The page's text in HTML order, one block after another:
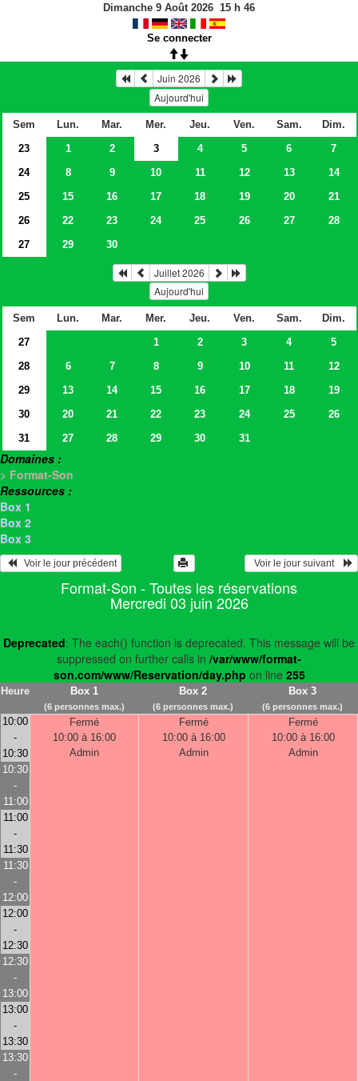
Dimanche 9 Août 2026 15 h 46
Se connecter
Juin 2026
Aujourd'hui
Sem Lun. Mar. Mer. Jeu. Ven. Sam.
Dim.
23
1 2 3 4 5 6
7
24
8 9 10 11 12 13
14
25
15 16 17 18 19 20
21
26
22 23 24 25 26 27
28
27
29 30
Juillet 2026
Aujourd'hui
Sem Lun. Mar. Mer. Jeu. Ven. Sam.
Dim.
27
1 2 3 4
5
28
6 7 8 9 10 11
12
29
13 14 15 16 17 18
19
30
20 21 22 23 24 25
26
31
27 28 29 30 31
Domaines :
> Format-Son
Ressources :
Box 1
Box 2
Box 3
   Voir le jour précédent
  Voir le jour suivant
Format-Son - Toutes les réservations
Mercredi 03 juin 2026
Deprecated: The each() function is deprecated. This message will be
suppressed on further calls in /var/www/format-
son.com/www/Reservation/day.php on line 255
Heure Box 1
(6 personnes max.)
Box 2
(6 personnes max.)
Box 3
(6 personnes max.)
10:00
-
10:30
Fermé
10:00 à 16:00
Admin
Fermé
10:00 à 16:00
Admin
Fermé
10:00 à 16:00
Admin
10:30
-
11:00
11:00
-
11:30
11:30
-
12:00
12:00
-
12:30
12:30
-
13:00
13:00
-
13:30
13:30
-